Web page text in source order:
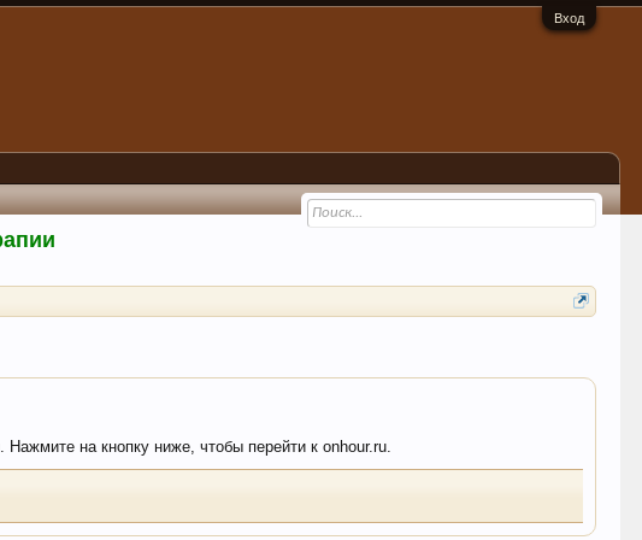
Вход
Нажмите на кнопку ниже, чтобы перейти к onhour.ru.